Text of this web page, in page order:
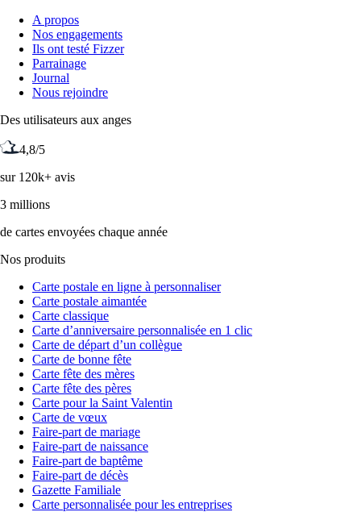
A propos
Nos engagements
Ils ont testé Fizzer
Parrainage
Journal
Nous rejoindre
Des utilisateurs aux anges
4,8/5
sur 120k+ avis
3 millions
de cartes envoyées chaque année
Nos produits
Carte postale en ligne à personnaliser
Carte postale aimantée
Carte classique
Carte d’anniversaire personnalisée en 1 clic
Carte de départ d’un collègue
Carte de bonne fête
Carte fête des mères
Carte fête des pères
Carte pour la Saint Valentin
Carte de vœux
Faire-part de mariage
Faire-part de naissance
Faire-part de baptême
Faire-part de décès
Gazette Familiale
Carte personnalisée pour les entreprises